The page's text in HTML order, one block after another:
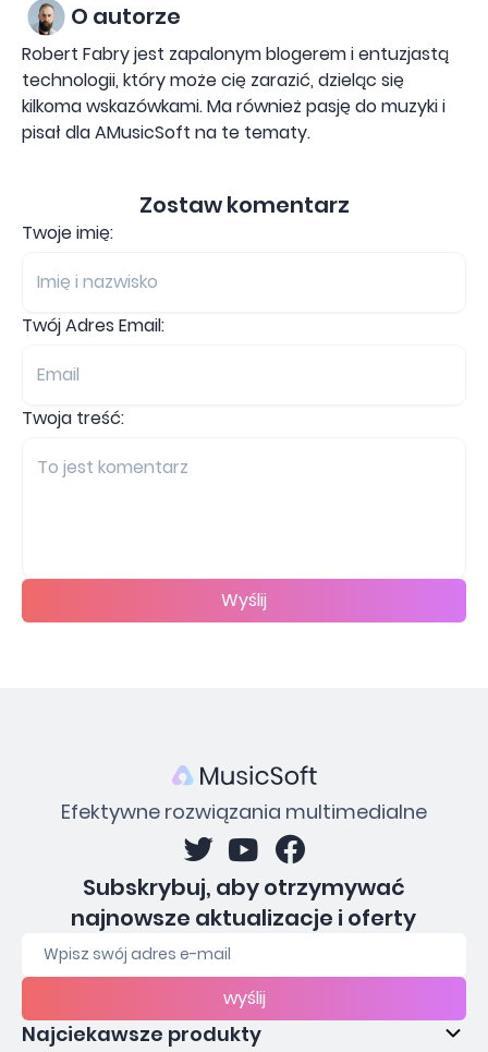
O autorze
Robert Fabry jest zapalonym blogerem i entuzjastą
technologii, który może cię zarazić, dzieląc się
kilkoma wskazówkami. Ma również pasję do muzyki i
pisał dla AMusicSoft na te tematy.
Zostaw komentarz
Twoje imię:
Twój Adres Email:
Twoja treść:
Wyślij
Efektywne rozwiązania multimedialne
Subskrybuj, aby otrzymywać
najnowsze aktualizacje i oferty
wyślij
Najciekawsze produkty